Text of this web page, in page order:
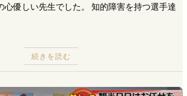
心優しい先生でした。 知的障害を持つ選手達
続きを読む